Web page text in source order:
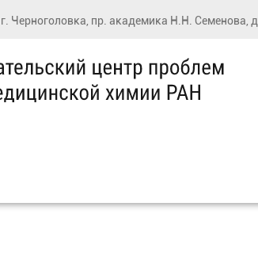
г. Черноголовка, пр. академика Н.Н. Семенова,